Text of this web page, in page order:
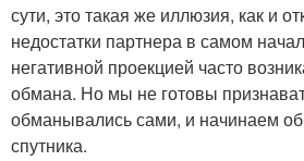
сути, это такая же иллюзия, как и
недостатки партнера в самом
негативной проекцией часто
обмана. Но мы не готовы
обманывались сами, и начинаем
спутника.